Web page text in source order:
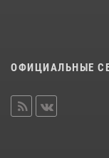
ОФИЦИАЛЬНЫЕ